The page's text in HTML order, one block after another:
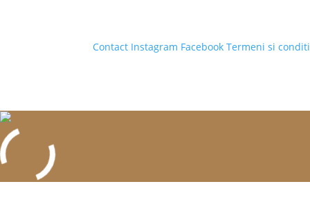
Contact Instagram Facebook Termeni si